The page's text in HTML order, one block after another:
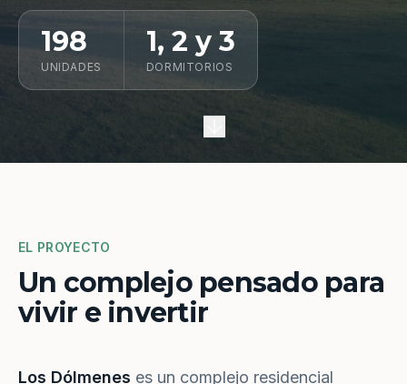
198
UNIDADES
1, 2 y 3
DORMITORIOS
EL PROYECTO
Un complejo pensado para
vivir e invertir
Los Dólmenes es un complejo residencial